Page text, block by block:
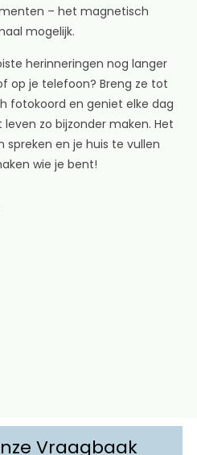
– het magnetisch
mogelijk.
herinneringen nog langer
op je telefoon? Breng ze tot
fotokoord en geniet elke dag
zo bijzonder maken. Het
en je huis te vullen
wie je bent!
Vraagbaak